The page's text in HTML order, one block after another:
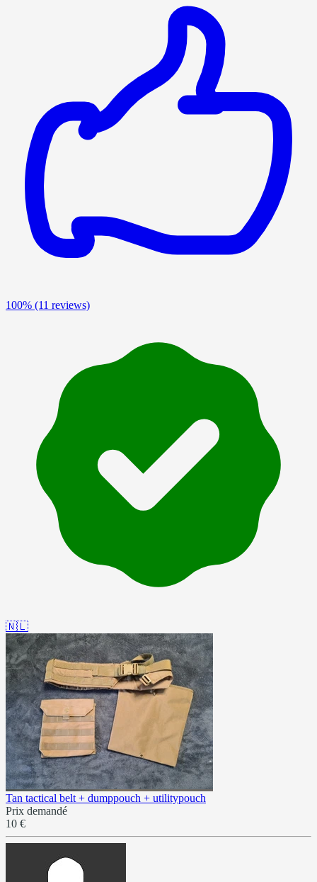
100% (11 reviews)
🇳🇱
Tan tactical belt + dumppouch + utilitypouch
Prix demandé
10 €